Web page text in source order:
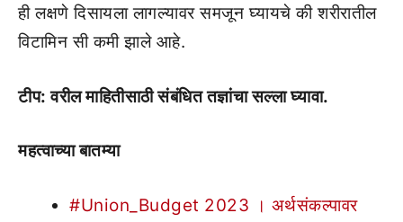
ही लक्षणे दिसायला लागल्यावर समजून घ्यायचे की शरीरातील
विटामिन सी कमी झाले आहे.
टीप: वरील माहितीसाठी संबंधित तज्ञांचा सल्ला घ्यावा.
महत्वाच्या बातम्या
#Union_Budget 2023 । अर्थसंकल्पावर